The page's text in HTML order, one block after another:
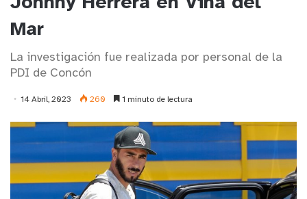
Mar
La investigación fue realizada por personal de la
PDI de Concón
14 Abril, 2023 260 1 minuto de lectura